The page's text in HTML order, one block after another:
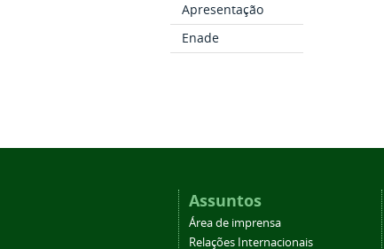
Apresentação
Enade
Assuntos
Área de imprensa
Relações Internacionais